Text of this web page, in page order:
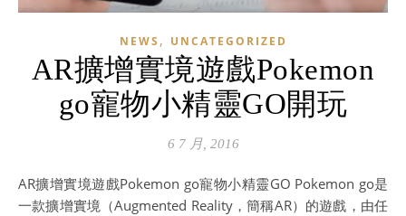
NEWS , UNCATEGORIZED
AR擴增實境遊戲Pokemon
go寵物小精靈GO開玩
6 7 月, 2016
AR擴增實境遊戲Pokemon go寵物小精靈GO Pokemon go是
一款擴增實境（Augmented Reality，簡稱AR）的遊戲，由任